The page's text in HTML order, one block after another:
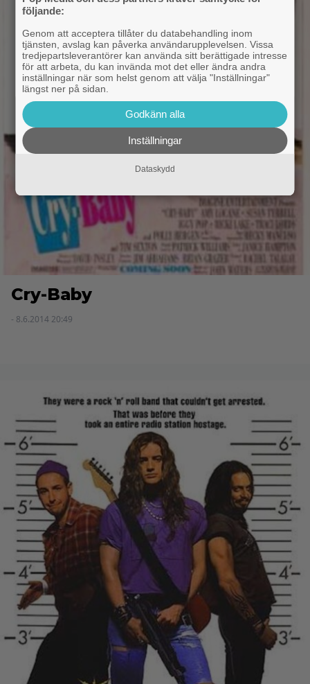
Cry-Baby
- 8.6.2014 20:49
följande:
Genom att acceptera tillåter du databehandling inom
tjänsten, avslag kan påverka användarupplevelsen. Vissa
tredjepartsleverantörer kan använda sitt berättigade intresse
för att arbeta, du kan invända mot det eller ändra andra
inställningar när som helst genom att välja "Inställningar"
längst ner på sidan.
Godkänn alla
Inställningar
Dataskydd